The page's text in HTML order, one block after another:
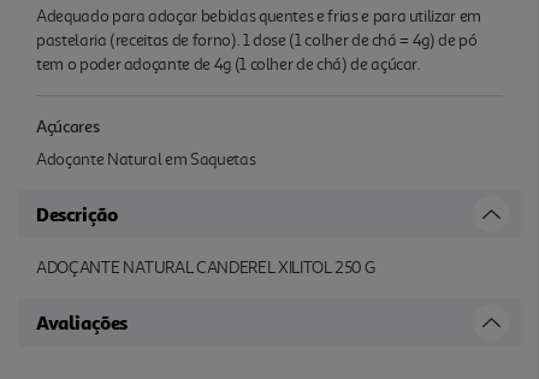
Adequado para adoçar bebidas quentes e frias e para utilizar em
pastelaria (receitas de forno). 1 dose (1 colher de chá = 4g) de pó
tem o poder adoçante de 4g (1 colher de chá) de açúcar.
Açúcares
Adoçante Natural em Saquetas
Descrição
ADOÇANTE NATURAL CANDEREL XILITOL 250 G
Avaliações